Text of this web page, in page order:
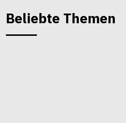
Beliebte Themen